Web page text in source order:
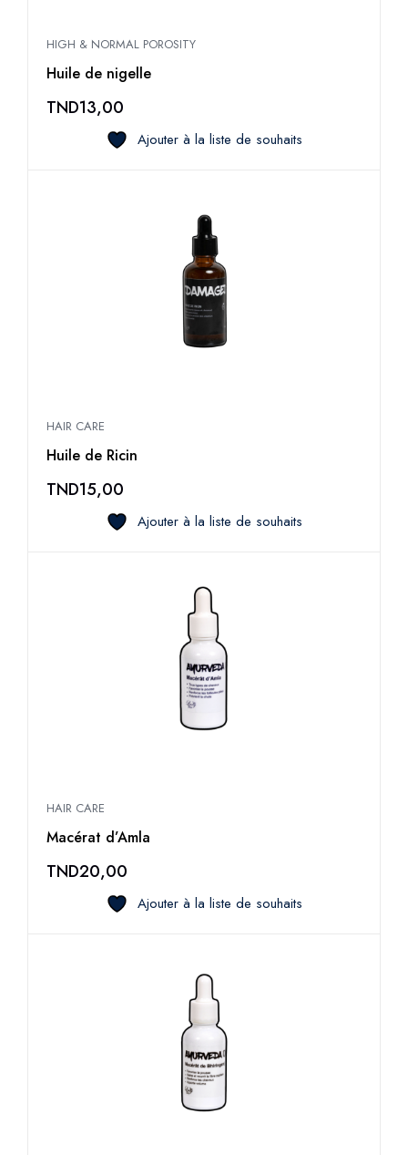
HIGH & NORMAL POROSITY
Huile de nigelle
TND13,00
Ajouter à la liste de souhaits
HAIR CARE
Huile de Ricin
TND15,00
Ajouter à la liste de souhaits
HAIR CARE
Macérat d’Amla
TND20,00
Ajouter à la liste de souhaits